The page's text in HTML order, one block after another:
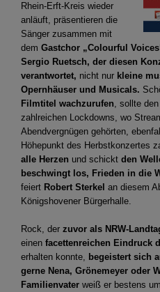
Rhein-Erft-Kreis wieder
anläuft, präsentieren die
Sänger zusammen mit
dem Gastchor „Colourful
Sergio Ruetsch, der diesen
verantwortet, nicht nur kleine
Opernhäuser und Musicals.
Filmtitel wachzurufen, sollte
zahlreichen Lockdowns, wo
Abendvergnügen gehörten,
Höhepunkt des Herbstkonzertes
alle Herzen und schickt den
beschwingt los, Frieden in die
feiert Robert Sterkel an diesem
Königshovener Bürgerhalle.
Rock, der zuvor als NRW-
einen facettenreichen Eindruck
erhalten konnte,
begeistert sich
gerne Nena, Grönemeyer oder
Familienvater weiß er bestens